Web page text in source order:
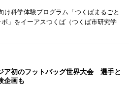
科学体験プログラム「つくばまるごと
」をイーアスつくば（つくば市研究学
ア初のフットバッグ世界大会 選手と
企画も